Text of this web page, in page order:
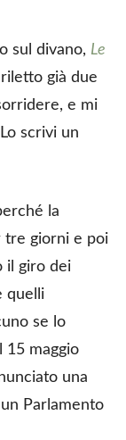
sul divano, Le
già due
e mi
scrivi un
la
tre giorni e poi
il giro dei
quelli
se lo
15 maggio
una
Parlamento